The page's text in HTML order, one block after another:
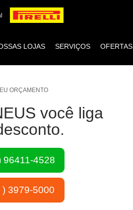
LOJAS SERVIÇOS OFERTAS
ORÇAMENTO
você liga
96411-4528
) 3979-5000